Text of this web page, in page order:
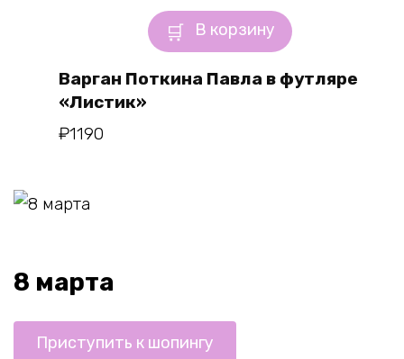
В корзину
Варган Поткина Павла в футляре
«Листик»
₽1190
8 марта
Приступить к шопингу